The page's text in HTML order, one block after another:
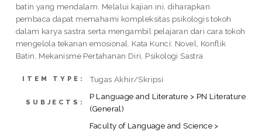
batin yang mendalam. Melalui kajian ini, diharapkan
pembaca dapat memahami kompleksitas psikologis tokoh
dalam karya sastra serta mengambil pelajaran dari cara tokoh
mengelola tekanan emosional. Kata Kunci: Novel, Konflik
Batin, Mekanisme Pertahanan Diri, Psikologi Sastra
ITEM TYPE: Tugas Akhir/Skripsi
SUBJECTS:
P Language and Literature > PN Literature
(General)
Faculty of Language and Science >